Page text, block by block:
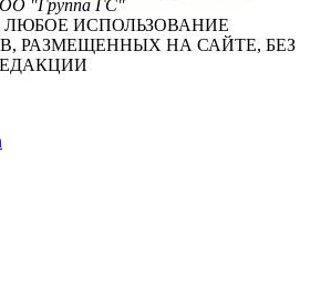
"Группа ГС"
ИСПОЛЬЗОВАНИЕ
РАЗМЕЩЕННЫХ НА САЙТЕ, БЕЗ